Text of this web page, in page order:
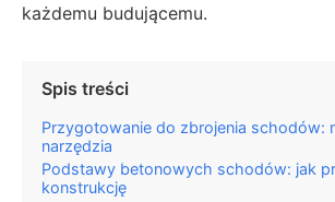
każdemu budującemu.
Spis treści
Przygotowanie do zbrojenia schodów:
narzędzia
Podstawy betonowych schodów: jak
konstrukcję